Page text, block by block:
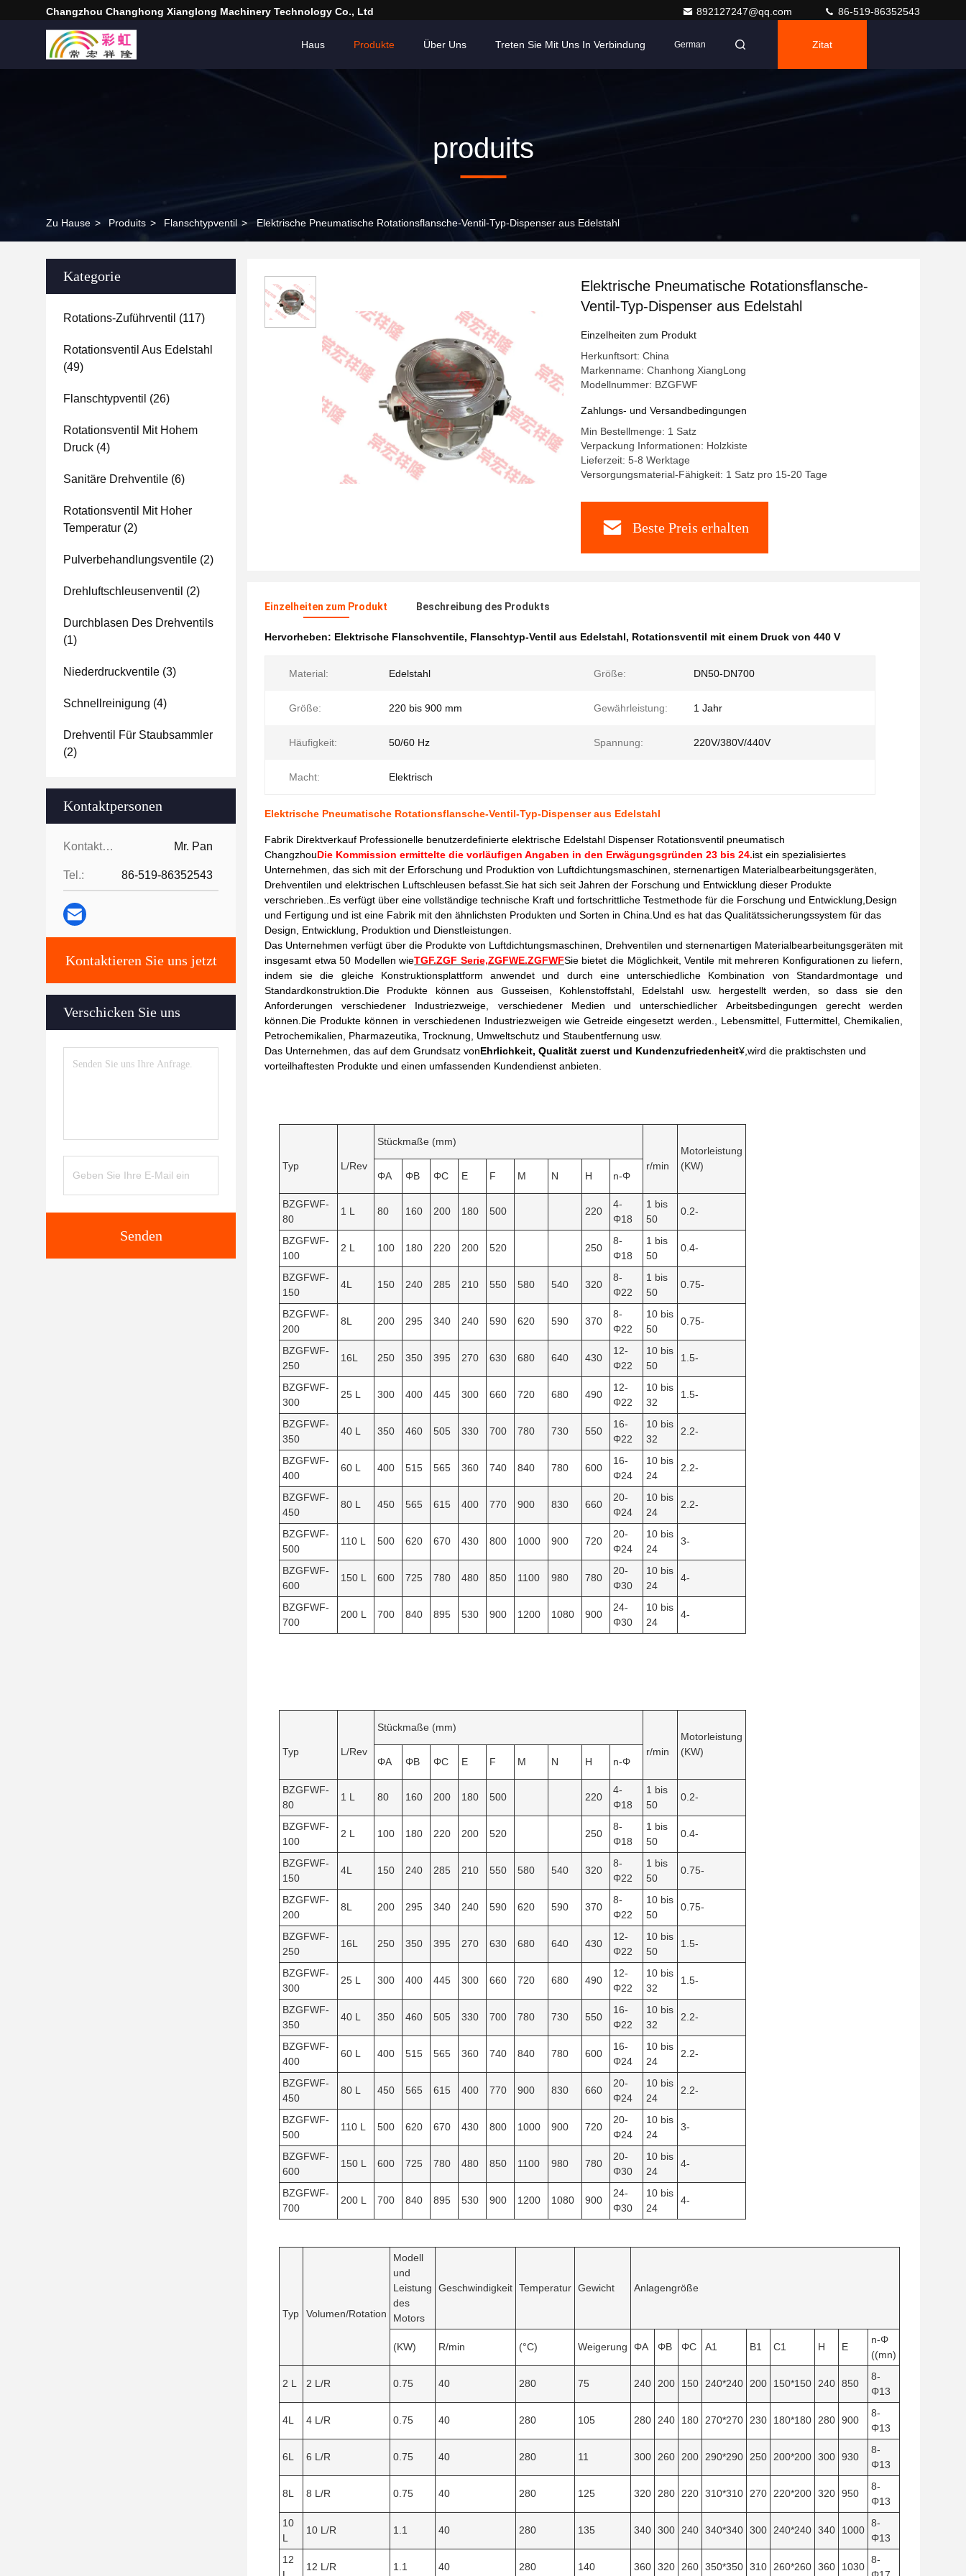
Changzhou Changhong Xianglong Machinery Technology Co., Ltd 892127247@qq.com 86-519-86352543
Haus Produkte Über Uns Treten Sie Mit Uns In Verbindung German Zitat
produits
Zu Hause > Produits > Flanschtypventil > Elektrische Pneumatische Rotationsflansche-Ventil-Typ-Dispenser aus Edelstahl
Kategorie
Rotations-Zuführventil (117)
Rotationsventil Aus Edelstahl
(49)
Flanschtypventil (26)
Rotationsventil Mit Hohem
Druck (4)
Sanitäre Drehventile (6)
Rotationsventil Mit Hoher
Temperatur (2)
Pulverbehandlungsventile (2)
Drehluftschleusenventil (2)
Durchblasen Des Drehventils
(1)
Niederdruckventile (3)
Schnellreinigung (4)
Drehventil Für Staubsammler
(2)
Kontaktpersonen
Kontaktpersonen: Mr. Pan
Tel.: 86-519-86352543
Kontaktieren Sie uns jetzt
Verschicken Sie uns
Senden
Elektrische Pneumatische Rotationsflansche-
Ventil-Typ-Dispenser aus Edelstahl
Einzelheiten zum Produkt
Herkunftsort: China
Markenname: Chanhong XiangLong
Modellnummer: BZGFWF
Zahlungs- und Versandbedingungen
Min Bestellmenge: 1 Satz
Verpackung Informationen: Holzkiste
Lieferzeit: 5-8 Werktage
Versorgungsmaterial-Fähigkeit: 1 Satz pro 15-20 Tage
Beste Preis erhalten
Einzelheiten zum Produkt Beschreibung des Produkts
Hervorheben: Elektrische Flanschventile, Flanschtyp-Ventil aus Edelstahl, Rotationsventil mit einem Druck von 440 V
Material: Edelstahl Größe: DN50-DN700
Größe: 220 bis 900 mm Gewährleistung: 1 Jahr
Häufigkeit: 50/60 Hz Spannung: 220V/380V/440V
Macht: Elektrisch
Elektrische Pneumatische Rotationsflansche-Ventil-Typ-Dispenser aus Edelstahl
Fabrik Direktverkauf Professionelle benutzerdefinierte elektrische Edelstahl Dispenser Rotationsventil pneumatisch
ChangzhouDie Kommission ermittelte die vorläufigen Angaben in den Erwägungsgründen 23 bis 24.ist ein spezialisiertes
Unternehmen, das sich mit der Erforschung und Produktion von Luftdichtungsmaschinen, sternenartigen Materialbearbeitungsgeräten,
Drehventilen und elektrischen Luftschleusen befasst.Sie hat sich seit Jahren der Forschung und Entwicklung dieser Produkte
verschrieben..Es verfügt über eine vollständige technische Kraft und fortschrittliche Testmethode für die Forschung und Entwicklung,Design
und Fertigung und ist eine Fabrik mit den ähnlichsten Produkten und Sorten in China.Und es hat das Qualitätssicherungssystem für das
Design, Entwicklung, Produktion und Dienstleistungen.
Das Unternehmen verfügt über die Produkte von Luftdichtungsmaschinen, Drehventilen und sternenartigen Materialbearbeitungsgeräten mit
insgesamt etwa 50 Modellen wieTGF.ZGF Serie,ZGFWE.ZGFWFSie bietet die Möglichkeit, Ventile mit mehreren Konfigurationen zu liefern,
indem sie die gleiche Konstruktionsplattform anwendet und durch eine unterschiedliche Kombination von Standardmontage und
Standardkonstruktion.Die Produkte können aus Gusseisen, Kohlenstoffstahl, Edelstahl usw. hergestellt werden, so dass sie den
Anforderungen verschiedener Industriezweige, verschiedener Medien und unterschiedlicher Arbeitsbedingungen gerecht werden
können.Die Produkte können in verschiedenen Industriezweigen wie Getreide eingesetzt werden., Lebensmittel, Futtermittel, Chemikalien,
Petrochemikalien, Pharmazeutika, Trocknung, Umweltschutz und Staubentfernung usw.
Das Unternehmen, das auf dem Grundsatz vonEhrlichkeit, Qualität zuerst und Kundenzufriedenheit¥,wird die praktischsten und
vorteilhaftesten Produkte und einen umfassenden Kundendienst anbieten.
Typ L/Rev
Stückmaße (mm)
r/min
Motorleistung
(KW)
ΦA
ΦB ΦC E F M N H n-Φ
BZGFWF-
80
1 L 80 160 200 180 500 220
4-
Φ18
1 bis
50
0.2-
BZGFWF-
100
2 L 100 180 220 200 520 250
8-
Φ18
1 bis
50
0.4-
BZGFWF-
150
4L 150 240 285 210 550 580 540 320
8-
Φ22
1 bis
50
0.75-
BZGFWF-
200
8L 200 295 340 240 590 620 590 370
8-
Φ22
10 bis
50
0.75-
BZGFWF-
250
16L 250 350 395 270 630 680 640 430
12-
Φ22
10 bis
50
1.5-
BZGFWF-
300
25 L 300 400 445 300 660 720 680 490
12-
Φ22
10 bis
32
1.5-
BZGFWF-
350
40 L 350 460 505 330 700 780 730 550
16-
Φ22
10 bis
32
2.2-
BZGFWF-
400
60 L 400 515 565 360 740 840 780 600
16-
Φ24
10 bis
24
2.2-
BZGFWF-
450
80 L 450 565 615 400 770 900 830 660
20-
Φ24
10 bis
24
2.2-
BZGFWF-
500
110 L 500 620 670 430 800 1000 900 720
20-
Φ24
10 bis
24
3-
BZGFWF-
600
150 L 600 725 780 480 850 1100 980 780
20-
Φ30
10 bis
24
4-
BZGFWF-
700
200 L 700 840 895 530 900 1200 1080 900
24-
Φ30
10 bis
24
4-
Typ L/Rev
Stückmaße (mm)
r/min
Motorleistung
(KW)
ΦA
ΦB ΦC E F M N H n-Φ
BZGFWF-
80
1 L 80 160 200 180 500 220
4-
Φ18
1 bis
50
0.2-
BZGFWF-
100
2 L 100 180 220 200 520 250
8-
Φ18
1 bis
50
0.4-
BZGFWF-
150
4L 150 240 285 210 550 580 540 320
8-
Φ22
1 bis
50
0.75-
BZGFWF-
200
8L 200 295 340 240 590 620 590 370
8-
Φ22
10 bis
50
0.75-
BZGFWF-
250
16L 250 350 395 270 630 680 640 430
12-
Φ22
10 bis
50
1.5-
BZGFWF-
300
25 L 300 400 445 300 660 720 680 490
12-
Φ22
10 bis
32
1.5-
BZGFWF-
350
40 L 350 460 505 330 700 780 730 550
16-
Φ22
10 bis
32
2.2-
BZGFWF-
400
60 L 400 515 565 360 740 840 780 600
16-
Φ24
10 bis
24
2.2-
BZGFWF-
450
80 L 450 565 615 400 770 900 830 660
20-
Φ24
10 bis
24
2.2-
BZGFWF-
500
110 L 500 620 670 430 800 1000 900 720
20-
Φ24
10 bis
24
3-
BZGFWF-
600
150 L 600 725 780 480 850 1100 980 780
20-
Φ30
10 bis
24
4-
BZGFWF-
700
200 L 700 840 895 530 900 1200 1080 900
24-
Φ30
10 bis
24
4-
Typ Volumen/Rotation
Modell
und
Leistung
des
Motors
Geschwindigkeit Temperatur Gewicht Anlagengröße
(KW) R/min (°C) Weigerung ΦA ΦB ΦC A1 B1 C1 H E
n-Φ
((mn)
2 L 2 L/R 0.75 40 280 75 240 200 150 240*240 200 150*150 240 850
8-
Φ13
4L 4 L/R 0.75 40 280 105 280 240 180 270*270 230 180*180 280 900
8-
Φ13
6L 6 L/R 0.75 40 280 11 300 260 200 290*290 250 200*200 300 930
8-
Φ13
8L 8 L/R 0.75 40 280 125 320 280 220 310*310 270 220*200 320 950
8-
Φ13
10
L
10 L/R 1.1 40 280 135 340 300 240 340*340 300 240*240 340 1000
8-
Φ13
12
12 L/R 1.1 40 280 140 360 320 260 350*350 310 260*260 360 1030
8-